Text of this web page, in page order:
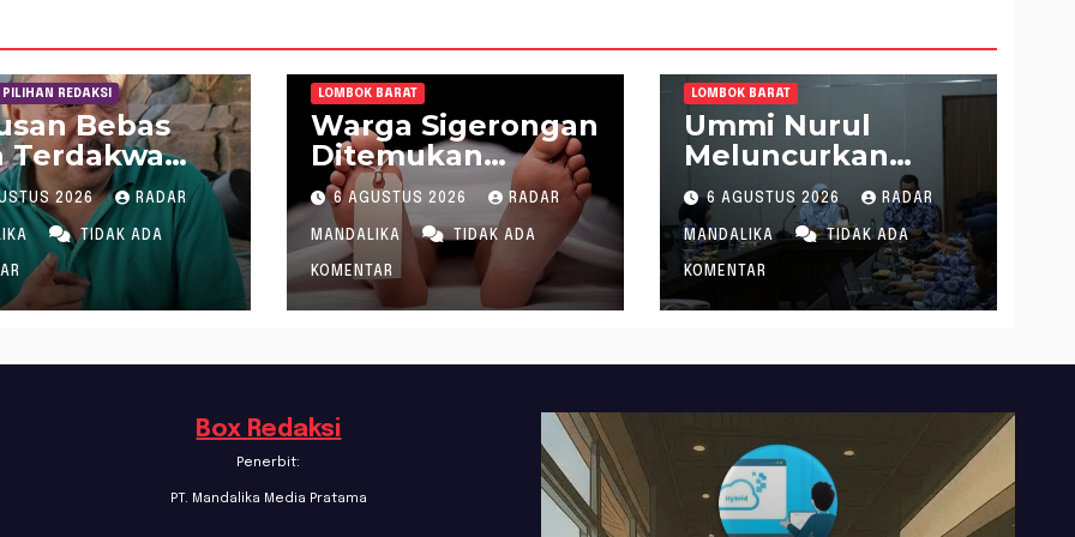
PILIHAN REDAKSI
Bebas
Terdakwa
Gratifikasi
“Siluman”
NTB,
Sebut
Hakim
Lapor
ke MA
2026 RADAR
TIDAK ADA
LOMBOK BARAT
Warga Sigerongan
Ditemukan
Meninggal saat
Setrum Ikan di
Sungai
6 AGUSTUS 2026 RADAR
MANDALIKA TIDAK ADA
KOMENTAR
LOMBOK BARAT
Ummi Nurul
Meluncurkan
Gerakan
Menanam Cabai
Tangani Inflasi
6 AGUSTUS 2026 RADAR
MANDALIKA TIDAK ADA
KOMENTAR
Box Redaksi
Penerbit:
PT. Mandalika Media Pratama